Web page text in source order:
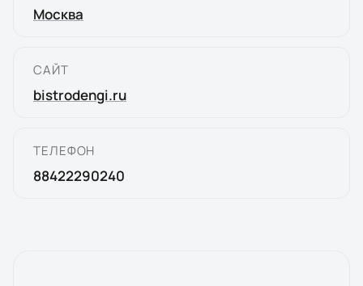
Москва
САЙТ
bistrodengi.ru
ТЕЛЕФОН
88422290240